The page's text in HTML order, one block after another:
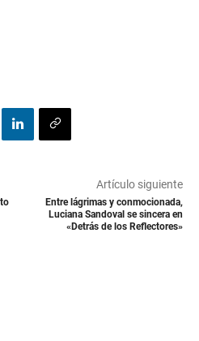
Artículo siguiente
Entre lágrimas y conmocionada,
Luciana Sandoval se sincera en
«Detrás de los Reflectores»